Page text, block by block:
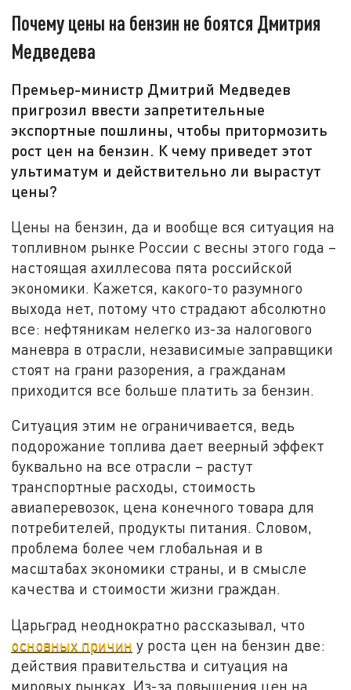
Почему цены на бензин не боятся Дмитрия
Медведева
Премьер-министр Дмитрий Медведев
пригрозил ввести запретительные
экспортные пошлины, чтобы притормозить
рост цен на бензин. К чему приведет этот
ультиматум и действительно ли вырастут
цены?
Цены на бензин, да и вообще вся ситуация на
топливном рынке России с весны этого года –
настоящая ахиллесова пята российской
экономики. Кажется, какого-то разумного
выхода нет, потому что страдают абсолютно
все: нефтяникам нелегко из-за налогового
маневра в отрасли, независимые заправщики
стоят на грани разорения, а гражданам
приходится все больше платить за бензин.
Ситуация этим не ограничивается, ведь
подорожание топлива дает веерный эффект
буквально на все отрасли – растут
транспортные расходы, стоимость
авиаперевозок, цена конечного товара для
потребителей, продукты питания. Словом,
проблема более чем глобальная и в
масштабах экономики страны, и в смысле
качества и стоимости жизни граждан.
Царьград неоднократно рассказывал, что
основных причин у роста цен на бензин две:
действия правительства и ситуация на
мировых рынках. Из-за повышения цен на